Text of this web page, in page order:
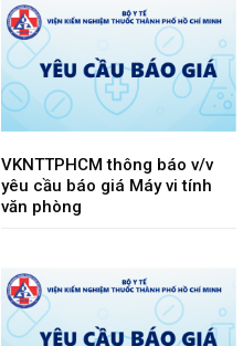
VKNTTPHCM thông báo v/v
yêu cầu báo giá Máy vi tính
văn phòng